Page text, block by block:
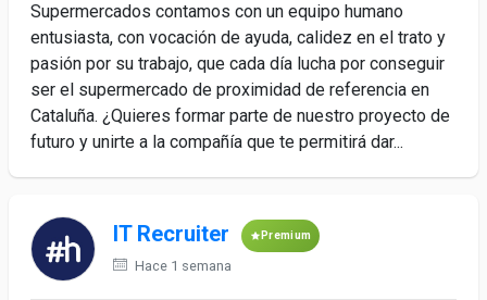
Supermercados contamos con un equipo humano
entusiasta, con vocación de ayuda, calidez en el trato y
pasión por su trabajo, que cada día lucha por conseguir
ser el supermercado de proximidad de referencia en
Cataluña. ¿Quieres formar parte de nuestro proyecto de
futuro y unirte a la compañía que te permitirá dar...
IT Recruiter Premium
Hace 1 semana